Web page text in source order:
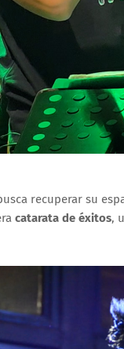
recuperar su
catarata de éxitos,